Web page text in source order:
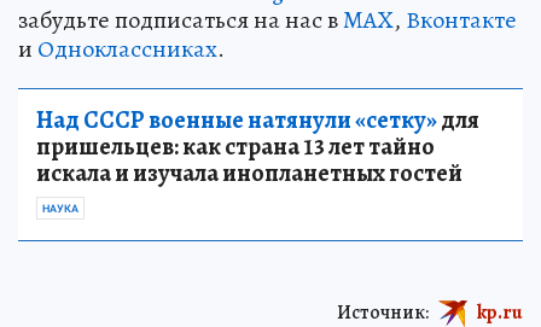
забудьте подписаться на нас вMAX, Вконтакте
и Одноклассниках.
Над СССР военные натянули «сетку»для
пришельцев: как страна 13 лет тайно
искала и изучала инопланетных гостей
НАУКА
Источник: kp.ru